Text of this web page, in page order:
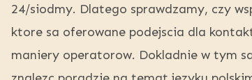
24/siodmy. Dlatego sprawdzamy, czy
ktore sa oferowane podejscia dla
maniery operatorow. Dokladnie w tym